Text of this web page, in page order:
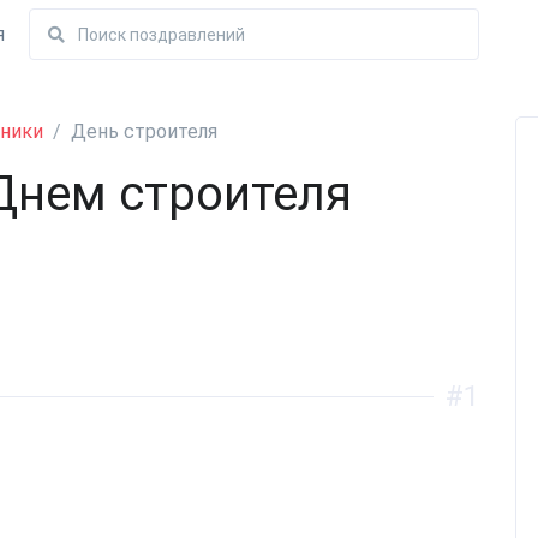
День строителя
строителя
#1